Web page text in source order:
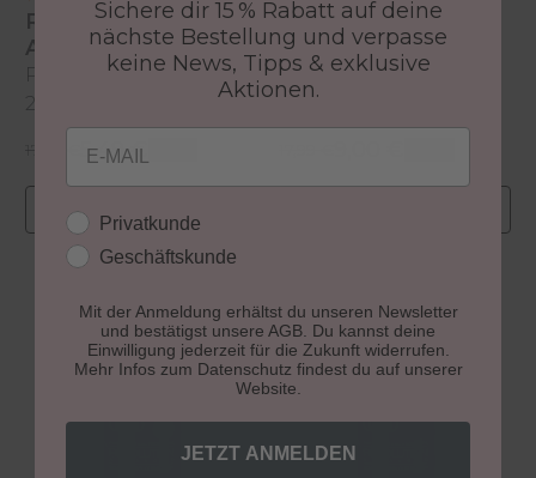
Recolution
Advanced Colour
Polish
Produktnummer:
21403-576
Verkaufspreis:
Regulärer Preis:
5,49 €
In den Warenkorb
Advanced UV-
Colour Polish
One Family, 10 ml
Produktnummer:
21403-855
Sichere dir 15 % Rabatt auf deine
nächste Bestellung und verpasse
keine News, Tipps & exklusive
Aktionen.
Email
Kundengruppe
Privatkunde
Geschäftskunde
Mit der Anmeldung erhältst du unseren Newsletter
und bestätigst unsere AGB. Du kannst deine
Einwilligung jederzeit für die Zukunft widerrufen.
Mehr Infos zum Datenschutz findest du auf unserer
Website.
JETZT ANMELDEN